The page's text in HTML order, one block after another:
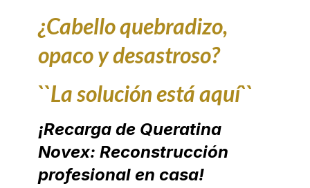
¿Cabello quebradizo,
opaco y desastroso?
``La solución está aquí``
¡Recarga de Queratina
Novex: Reconstrucción
profesional en casa!